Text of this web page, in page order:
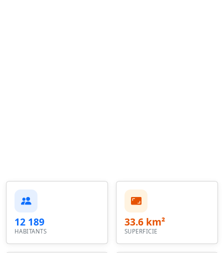
12 189
HABITANTS
33.6 km²
SUPERFICIE